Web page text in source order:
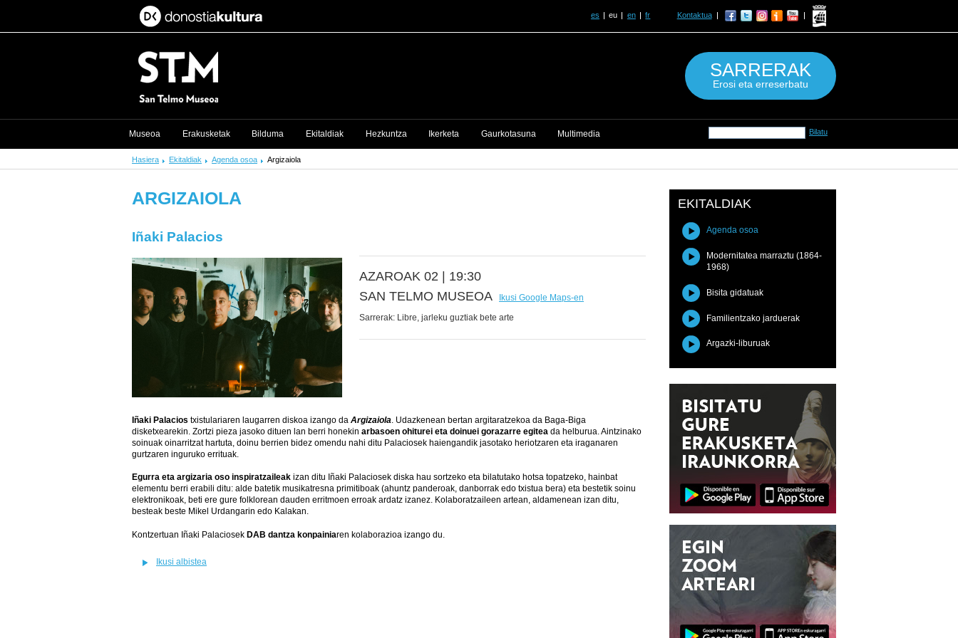
Hasiera Ekitaldiak Agenda osoa Argizaiola
ARGIZAIOLA
Iñaki Palacios
AZAROAK 02 | 19:30
SAN TELMO MUSEOA
Ikusi Google Maps-en
Sarrerak: Libre, jarleku guztiak bete arte
Iñaki Palacios txistulariaren laugarren diskoa izango da Argizaiola. Udazkenean bertan argitaratzekoa da Baga-Biga
disketxearekin. Zortzi pieza jasoko dituen lan berri honekin arbasoen ohiturei eta doinuei gorazarre egitea da helburua. Aintzinako
soinuak oinarritzat hartuta, doinu berrien bidez omendu nahi ditu Palaciosek haiengandik jasotako heriotzaren eta iraganaren
gurtzaren inguruko errituak.
Egurra eta argizaria oso inspiratzaileak izan ditu Iñaki Palaciosek diska hau sortzeko eta bilatutako hotsa topatzeko, hainbat
elementu berri erabili ditu: alde batetik musikatresna primitiboak (ahuntz panderoak, danborrak edo txistua bera) eta bestetik soinu
elektronikoak, beti ere gure folklorean dauden erritmoen erroak ardatz izanez. Kolaboratzaileen artean, aldamenean izan ditu,
besteak beste Mikel Urdangarin edo Kalakan.
Kontzertuan Iñaki Palaciosek DAB dantza konpainiaren kolaborazioa izango du.
Ikusi albistea
EKITALDIAK
Agenda osoa
Modernitatea marraztu (1864-
1968)
Bisita gidatuak
Familientzako jarduerak
Argazki-liburuak
es eu en fr Kontaktua
SARRERAK
Erosi eta erreserbatu
Museoa Erakusketak Bilduma Ekitaldiak Hezkuntza Ikerketa Gaurkotasuna Multimedia